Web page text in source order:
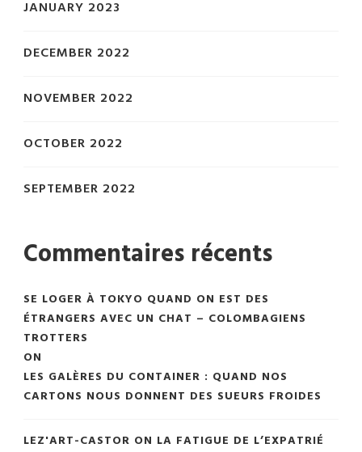
JANUARY 2023
DECEMBER 2022
NOVEMBER 2022
OCTOBER 2022
SEPTEMBER 2022
Commentaires récents
SE LOGER À TOKYO QUAND ON EST DES
ÉTRANGERS AVEC UN CHAT – COLOMBAGIENS
TROTTERS
ON
LES GALÈRES DU CONTAINER : QUAND NOS
CARTONS NOUS DONNENT DES SUEURS FROIDES
LEZ'ART-CASTOR ON LA FATIGUE DE L’EXPATRIÉ